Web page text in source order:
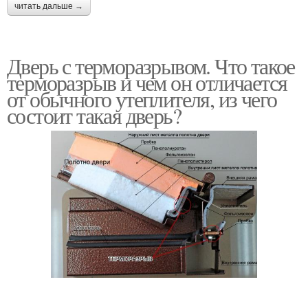
читать дальше →
Дверь с терморазрывом. Что такое
терморазрыв и чем он отличается
от обычного утеплителя, из чего
состоит такая дверь?